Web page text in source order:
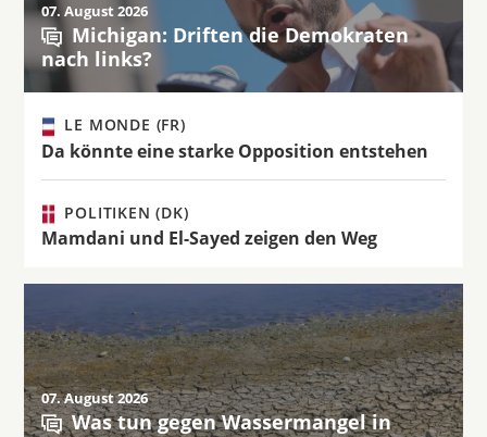
07. August 2026
Michigan: Driften die Demokraten
nach links?
LE MONDE (FR)
Da könnte eine starke Opposition entstehen
POLITIKEN (DK)
Mamdani und El-Sayed zeigen den Weg
07. August 2026
Was tun gegen Wassermangel in